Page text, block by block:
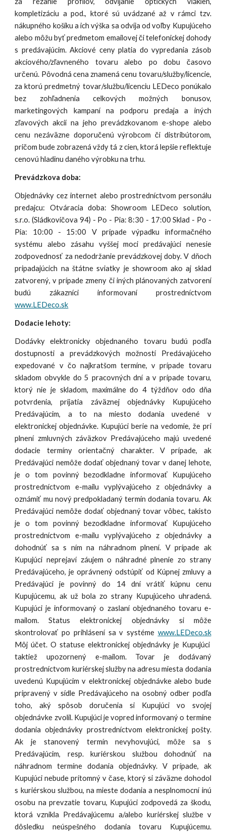
kompletizáciu a pod., ktoré sú uvádzané až v rámci tzv.
nákupného košíku a ich výška sa odvíja od voľby Kupujúceho
alebo môžu byť predmetom emailovej či telefonickej dohody
s predávajúcim. Akciové ceny platia do vypredania zásob
akciového/zľavneného tovaru alebo po dobu časovo
určenú. Pôvodná cena znamená cenu tovaru/služby/licencie,
za ktorú predmetný tovar/službu/licenciu LEDeco ponúkalo
bez zohľadnenia celkových možných bonusov,
marketingových kampaní na podporu predaja a iných
zľavových akcií na jeho prevádzkovanom e-shope alebo
cenu nezáväzne doporučenú výrobcom či distribútorom,
pričom bude zobrazená vždy tá z cien, ktorá lepšie reflektuje
cenovú hladinu daného výrobku na trhu.
Prevádzkova doba:
Objednávky cez internet alebo prostredníctvom personálu
predajcu: Otváracia doba: Showroom LEDeco solution,
s.r.o. (Sládkovičova 94) - Po - Pia: 8:30 - 17:00 Sklad - Po -
Pia: 10:00 - 15:00 V prípade výpadku informačného
systému alebo zásahu vyššej moci predávajúci nenesie
zodpovednosť za nedodržanie prevádzkovej doby. V dňoch
pripadajúcich na štátne sviatky je showroom ako aj sklad
zatvorený, v prípade zmeny či iných plánovaných zatvorení
budú zákazníci informovaní prostredníctvom
www.LEDeco.sk
Dodacie lehoty:
Dodávky elektronicky objednaného tovaru budú podľa
dostupnosti a prevádzkových možností Predávajúceho
expedované v čo najkratšom termíne, v prípade tovaru
skladom obvykle do 5 pracovných dní a v prípade tovaru,
ktorý nie je skladom, maximálne do 4 týždňov odo dňa
potvrdenia, prijatia záväznej objednávky Kupujúceho
Predávajúcim, a to na miesto dodania uvedené v
elektronickej objednávke. Kupujúci berie na vedomie, že pri
plnení zmluvných záväzkov Predávajúceho majú uvedené
dodacie termíny orientačný charakter. V prípade, ak
Predávajúci nemôže dodať objednaný tovar v danej lehote,
je o tom povinný bezodkladne informovať Kupujúceho
prostredníctvom e-mailu vyplývajúceho z objednávky a
oznámiť mu nový predpokladaný termín dodania tovaru. Ak
Predávajúci nemôže dodať objednaný tovar vôbec, takisto
je o tom povinný bezodkladne informovať Kupujúceho
prostredníctvom e-mailu vyplývajúceho z objednávky a
dohodnúť sa s ním na náhradnom plnení. V prípade ak
Kupujúci neprejaví záujem o náhradné plnenie zo strany
Predávajúceho, je oprávnený odstúpiť od Kúpnej zmluvy a
Predávajúci je povinný do 14 dní vrátiť kúpnu cenu
Kupujúcemu, ak už bola zo strany Kupujúceho uhradená.
Kupujúci je informovaný o zaslaní objednaného tovaru e-
mailom. Status elektronickej objednávky si môže
skontrolovať po prihlásení sa v systéme www.LEDeco.sk
Môj účet. O statuse elektronickej objednávky je Kupujúci
taktiež upozornený e-mailom. Tovar je dodávaný
prostredníctvom kuriérskej služby na adresu miesta dodania
uvedenú Kupujúcim v elektronickej objednávke alebo bude
pripravený v sídle Predávajúceho na osobný odber podľa
toho, aký spôsob doručenia si Kupujúci vo svojej
objednávke zvolil. Kupujúci je vopred informovaný o termíne
dodania objednávky prostredníctvom elektronickej pošty.
Ak je stanovený termín nevyhovujúci, môže sa s
Predávajúcim, resp. kuriérskou službou dohodnúť na
náhradnom termíne dodania objednávky. V prípade, ak
Kupujúci nebude prítomný v čase, ktorý si záväzne dohodol
s kuriérskou službou, na mieste dodania a nesplnomocní inú
osobu na prevzatie tovaru, Kupujúci zodpovedá za škodu,
ktorá vznikla Predávajúcemu a/alebo kuriérskej službe v
dôsledku neúspešného dodania tovaru Kupujúcemu.